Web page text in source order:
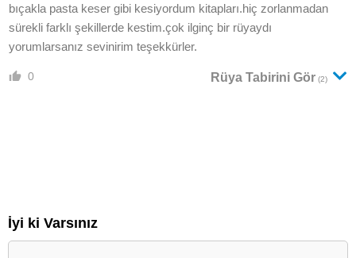
bıçakla pasta keser gibi kesiyordum kitapları.hiç zorlanmadan
sürekli farklı şekillerde kestim.çok ilginç bir rüyaydı
yorumlarsanız sevinirim teşekkürler.
0 Rüya Tabirini Gör (2)
İyi ki Varsınız